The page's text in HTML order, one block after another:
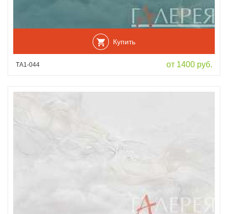
Купить
ТА1-044 от 1400 руб.